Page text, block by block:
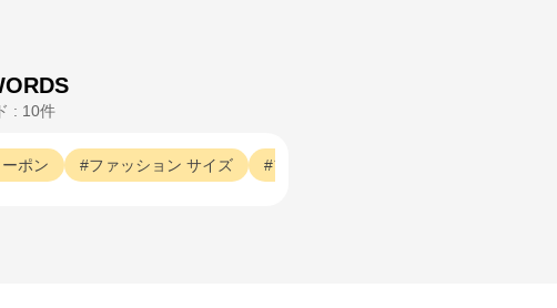
: 10件
ポン ファッション サイズ ファッション